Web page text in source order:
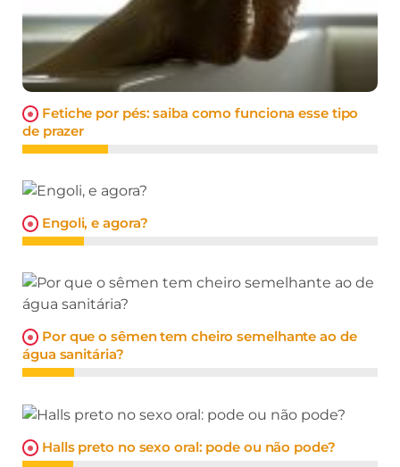
Fetiche por pés: saiba como funciona esse tipo
de prazer
Engoli, e agora?
Por que o sêmen tem cheiro semelhante ao de
água sanitária?
Halls preto no sexo oral: pode ou não pode?